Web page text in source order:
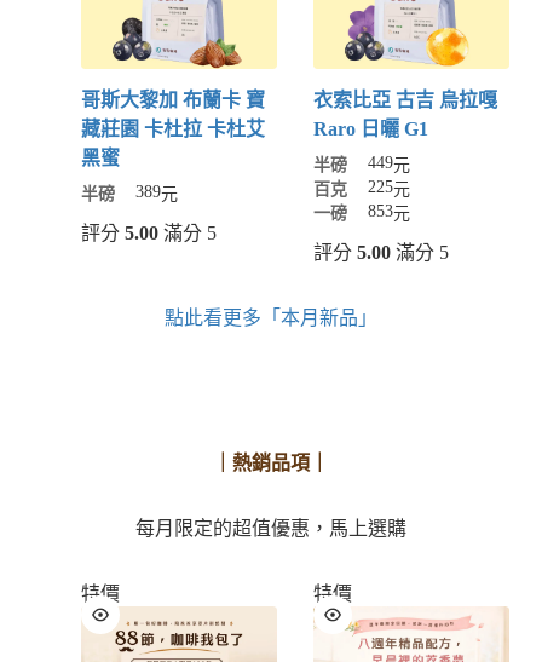
哥斯大黎加 布蘭卡 寶
藏莊園 卡杜拉 卡杜艾
黑蜜
半磅 389元
評分 5.00滿分 5
衣索比亞 古吉 烏拉嘎
Raro 日曬 G1
半磅 449元
百克
225元
一磅
853元
評分 5.00滿分 5
點此看更多「本月新品」
｜熱銷品項｜
每月限定的超值優惠，馬上選購
特價 特價